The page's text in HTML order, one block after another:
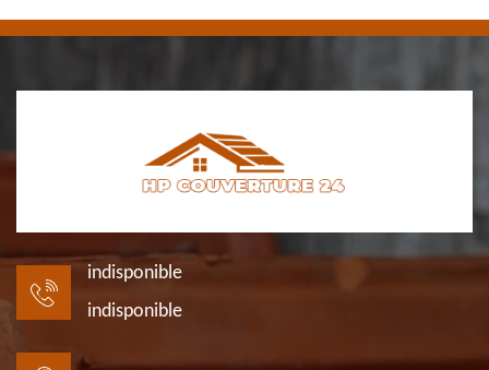
indisponible
indisponible